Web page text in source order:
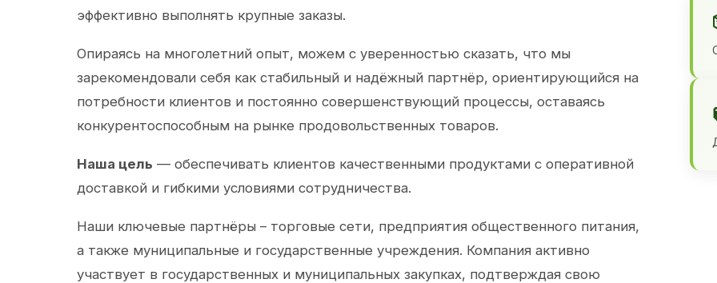
эффективно выполнять крупные заказы.
Опираясь на многолетний опыт, можем с уверенностью сказать, что мы
зарекомендовали себя как стабильный и надёжный партнёр, ориентирующийся на
потребности клиентов и постоянно совершенствующий процессы, оставаясь
конкурентоспособным на рынке продовольственных товаров.
Наша цель — обеспечивать клиентов качественными продуктами с оперативной
доставкой и гибкими условиями сотрудничества.
Наши ключевые партнёры – торговые сети, предприятия общественного питания,
а также муниципальные и государственные учреждения. Компания активно
участвует в государственных и муниципальных закупках, подтверждая свою